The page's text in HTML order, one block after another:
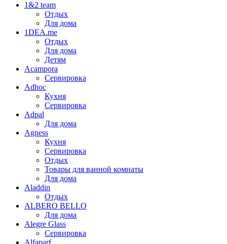
1&2 team
Отдых
Для дома
1DEA.me
Отдых
Для дома
Детям
Acampora
Сервировка
Adhoc
Кухня
Сервировка
Adpal
Для дома
Agness
Кухня
Сервировка
Отдых
Товары для ванной комнаты
Для дома
Aladdin
Отдых
ALBERO BELLO
Для дома
Alegre Glass
Сервировка